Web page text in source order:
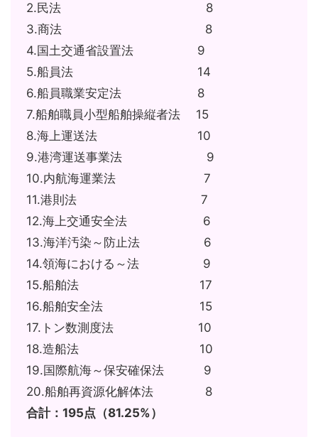
2.民法 8
3.商法 8
4.国土交通省設置法 9
5.船員法 14
6.船員職業安定法 8
7.船舶職員小型船舶操縦者法 15
8.海上運送法 10
9.港湾運送事業法 9
10.内航海運業法 7
11.港則法 7
12.海上交通安全法 6
13.海洋汚染～防止法 6
14.領海における～法 9
15.船舶法 17
16.船舶安全法 15
17.トン数測度法 10
18.造船法 10
19.国際航海～保安確保法 9
20.船舶再資源化解体法 8
合計：195点（81.25%）